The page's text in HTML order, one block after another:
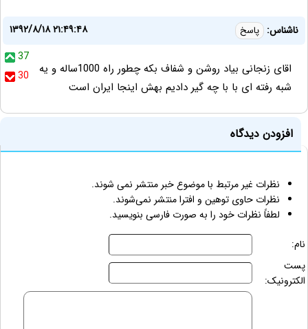
ناشناس: پاسخ
۱۳۹۲/۸/۱۸ ۲۱:۴۹:۴۸
37
30
اقای زنجانی بیاد روشن و شفاف بکه چطور راه 1000ساله و یه
شبه رفته ای با با چه گیر دادیم بهش اینجا ایران است
افزودن دیدگاه
نظرات غیر مرتبط با موضوع خبر منتشر نمی شوند.
نظرات حاوی توهین و افترا منتشر نمی‌شوند.
لطفاً نظرات خود را به صورت فارسی بنویسید.
نام:
پست
الکترونیک: